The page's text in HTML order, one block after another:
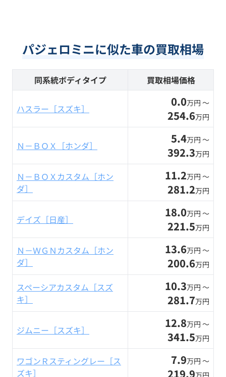
パジェロミニに似た車の買取相場
同系統ボディタイプ 買取相場価格
ハスラー［スズキ］ 0.0万円 〜
254.6万円
Ｎ－ＢＯＸ［ホンダ］ 5.4万円 〜
392.3万円
Ｎ－ＢＯＸカスタム［ホン
ダ］
11.2万円 〜
281.2万円
デイズ［日産］ 18.0万円 〜
221.5万円
Ｎ－ＷＧＮカスタム［ホン
ダ］
13.6万円 〜
200.6万円
スペーシアカスタム［スズ
キ］
10.3万円 〜
281.7万円
ジムニー［スズキ］ 12.8万円 〜
341.5万円
ワゴンＲスティングレー［ス
ズキ］
7.9万円 〜
219.9万円